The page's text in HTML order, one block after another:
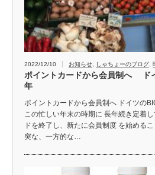
2022/12/10 お知らせ しゃちょーのブログ
ポイントカードから会員制へ ド
年
ポイントカードから会員制へ ドイツの
この忙しい年末の時期に 長年続き定着
ドを終了し、新たに会員制度 を始める
突な、一方的な…